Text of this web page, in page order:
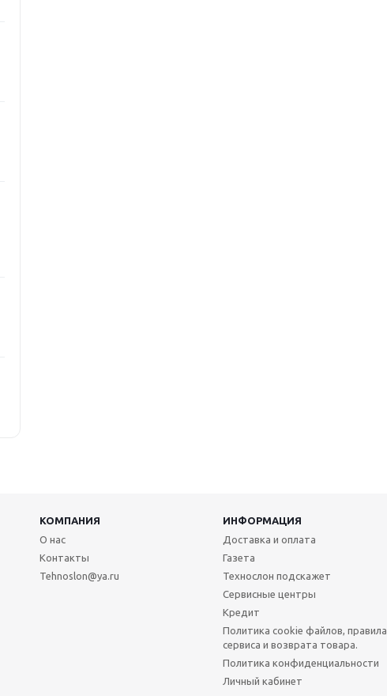
КОМПАНИЯ
ИНФОРМАЦИЯ
О нас
Контакты
Tehnoslon@ya.ru
Доставка и оплата
Газета
Технослон подскажет
Сервисные центры
Кредит
Политика cookie файлов, правила
сервиса и возврата товара.
Политика конфиденциальности
Личный кабинет